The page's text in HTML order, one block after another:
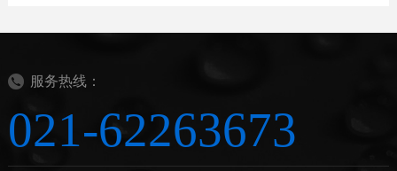
服务热线：
021-62263673